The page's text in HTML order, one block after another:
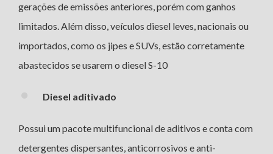
gerações de emissões anteriores, porém com ganhos
limitados. Além disso, veículos diesel leves, nacionais ou
importados, como os jipes e SUVs, estão corretamente
abastecidos se usarem o diesel S-10
Diesel aditivado
Possui um pacote multifuncional de aditivos e conta com
detergentes dispersantes, anticorrosivos e anti-